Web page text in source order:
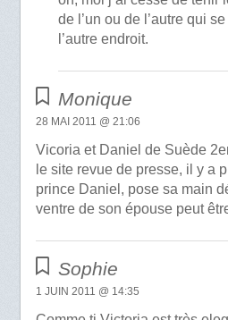
de l’un ou de l’autre qui
l’autre endroit.
Monique
28 MAI 2011 @ 21:06
Vicoria et Daniel de Suède
le site revue de presse, il y a
prince Daniel, pose sa main
ventre de son épouse peut
Sophie
1 JUIN 2011 @ 14:35